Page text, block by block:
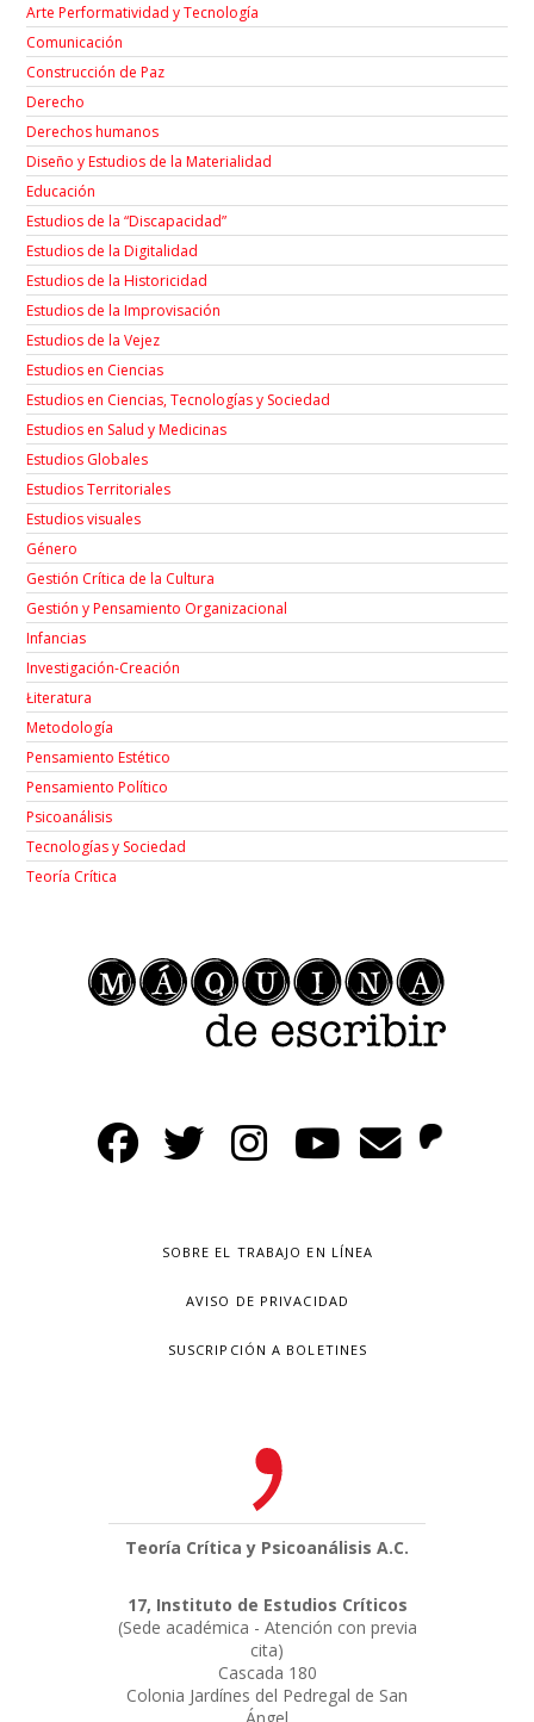
Arte Performatividad y Tecnología
Comunicación
Construcción de Paz
Derecho
Derechos humanos
Diseño y Estudios de la Materialidad
Educación
Estudios de la “Discapacidad”
Estudios de la Digitalidad
Estudios de la Historicidad
Estudios de la Improvisación
Estudios de la Vejez
Estudios en Ciencias
Estudios en Ciencias, Tecnologías y Sociedad
Estudios en Salud y Medicinas
Estudios Globales
Estudios Territoriales
Estudios visuales
Género
Gestión Crítica de la Cultura
Gestión y Pensamiento Organizacional
Infancias
Investigación-Creación
Łiteratura
Metodología
Pensamiento Estético
Pensamiento Político
Psicoanálisis
Tecnologías y Sociedad
Teoría Crítica
SOBRE EL TRABAJO EN LÍNEA
AVISO DE PRIVACIDAD
SUSCRIPCIÓN A BOLETINES
Teoría Crítica y Psicoanálisis A.C.
17, Instituto de Estudios Críticos
(Sede académica - Atención con previa
cita)
Cascada 180
Colonia Jardínes del Pedregal de San